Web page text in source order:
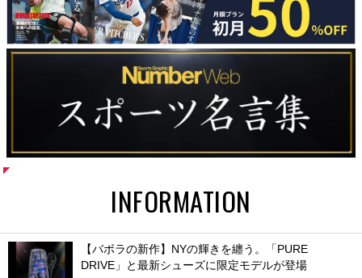
INFORMATION
【バボラの新作】NYの輝きを纏う。「PURE
DRIVE」と最新シューズに限定モデルが登場